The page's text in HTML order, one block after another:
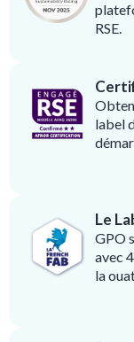
RSE.
label
Le
GPO
avec
la